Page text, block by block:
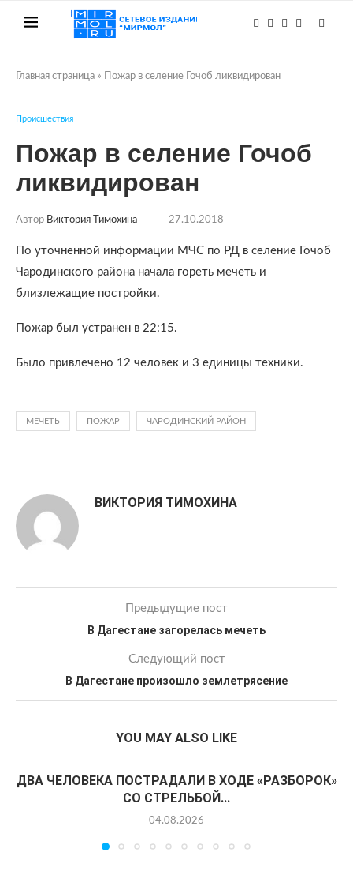
Главная страница » Пожар в селение Гочоб ликвидирован
Происшествия
Пожар в селение Гочоб
ликвидирован
Автор Виктория Тимохина 27.10.2018
По уточненной информации МЧС по РД в селение Гочоб
Чародинского района начала гореть мечеть и
близлежащие постройки.
Пожар был устранен в 22:15.
Было привлечено 12 человек и 3 единицы техники.
МЕЧЕТЬ ПОЖАР ЧАРОДИНСКИЙ РАЙОН
ВИКТОРИЯ ТИМОХИНА
Предыдущие пост
В Дагестане загорелась мечеть
Следующий пост
В Дагестане произошло землетрясение
YOU MAY ALSO LIKE
ДВА ЧЕЛОВЕКА ПОСТРАДАЛИ В ХОДЕ «РАЗБОРОК»
СО СТРЕЛЬБОЙ...
04.08.2026